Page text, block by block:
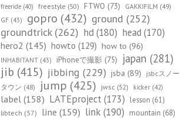
freeride (40) freestyle (50) FTWO (73) GAKKIFILM (49)
GF (43) gopro (432) ground (252)
groundtrick(262) hd(180) head(170)
hero2 (145) howto (129) how to (96)
INHABITANT (43) iPhoneで撮影 (75) japan (281)
jib (415) jibbing (229) jsba (89)
jsbcスノー
タウン (48) jump (425) jwsc (52) kicker (42)
label (158) LATEproject(173) lesson (61)
libtech (57) line (159) link (190) mountain (68)